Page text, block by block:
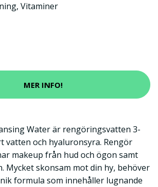
, Vitaminer
MER INFO!
Water är rengöringsvatten 3-
vatten och hyaluronsyra. Rengör
makeup från hud och ögon samt
Mycket skonsam mot din hy, behöver
formula som innehåller lugnande